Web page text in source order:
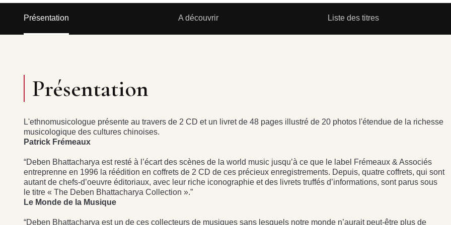
Présentation A découvrir Liste des titres
Présentation
L'ethnomusicologue présente au travers de 2 CD et un livret de 48 pages illustré de 20 photos l'étendue de la richesse
musicologique des cultures chinoises.
Patrick Frémeaux
“Deben Bhattacharya est resté à l’écart des scènes de la world music jusqu’à ce que le label Frémeaux & Associés
entreprenne en 1996 la réédition en coffrets de 2 CD de ces précieux enregistrements. Depuis, quatre coffrets, qui sont
autant de chefs-d’oeuvre éditoriaux, avec leur riche iconographie et des livrets truffés d’informations, sont parus sous
le titre « The Deben Bhattacharya Collection ».”
Le Monde de la Musique
“Deben Bhattacharya est un de ces collecteurs de musiques sans lesquels notre monde n’aurait peut-être plus de